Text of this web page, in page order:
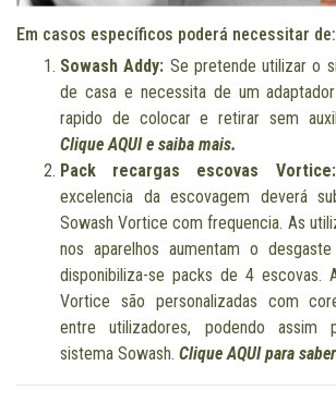
Em casos específicos poderá necessitar de:
Sowash Addy: Se pretende utilizar o
de casa e necessita de um
rapido de colocar e retirar sem
Clique AQUI e saiba mais.
Pack recargas escovas Vortice:
excelencia da escovagem deverá
Sowash Vortice com frequencia. As
nos aparelhos aumentam o
disponibiliza-se packs de 4 escovas.
Vortice são personalizadas com
entre utilizadores, podendo assim
sistema Sowash. Clique AQUI para